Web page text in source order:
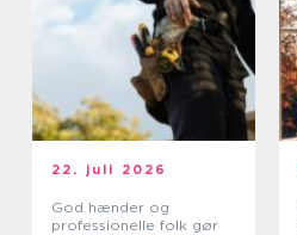
22. juli 2026
God hænder og
professionelle folk gør